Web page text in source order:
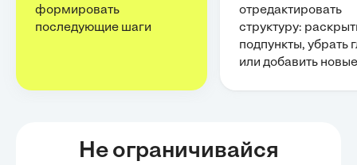
формировать
последующие шаги
отредактировать
структуру:
подпункты, убрать
или добавить новые
Не ограничивайся